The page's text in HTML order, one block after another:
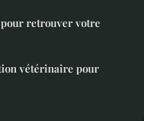
retrouver votre
vétérinaire pour